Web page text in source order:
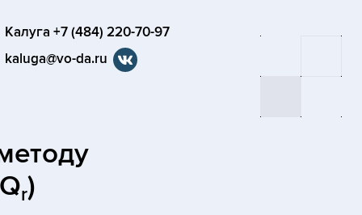
Калуга +7 (484) 220-70-97
kaluga@vo-da.ru
r)